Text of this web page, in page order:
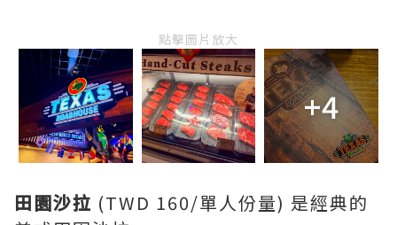
點擊圖片放大
+4
田園沙拉 (TWD 160/單人份量) 是經典的